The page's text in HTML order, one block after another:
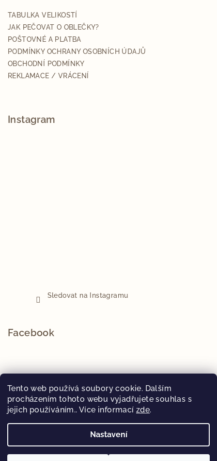
Tento web používá soubory cookie. Dalším
procházením tohoto webu vyjadřujete souhlas s
jejich používáním.. Více informací zde.
Nastavení
TABULKA VELIKOSTÍ
JAK PEČOVAT O OBLEČKY?
POŠTOVNÉ A PLATBA
PODMÍNKY OCHRANY OSOBNÍCH ÚDAJŮ
OBCHODNÍ PODMÍNKY
REKLAMACE / VRÁCENÍ
Instagram
Sledovat na Instagramu
Facebook
Přijímáme online platby
. Všechna práva vyhrazena.